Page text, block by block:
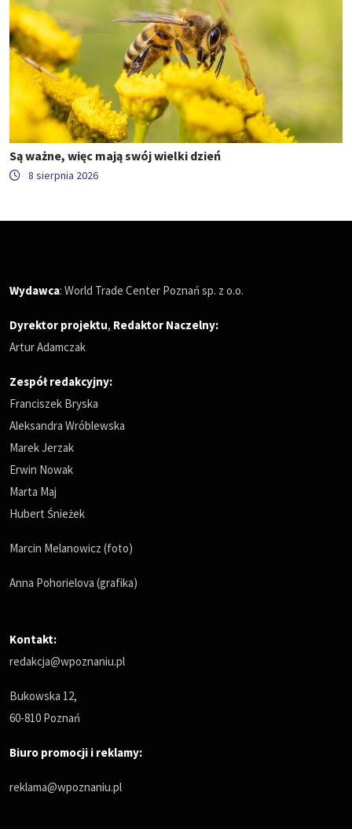
Są ważne, więc mają swój wielki dzień
8 sierpnia 2026
Wydawca: World Trade Center Poznań sp. z o.o.
Dyrektor projektu, Redaktor Naczelny:
Artur Adamczak
Zespół redakcyjny:
Franciszek Bryska
Aleksandra Wróblewska
Marek Jerzak
Erwin Nowak
Marta Maj
Hubert Śnieżek
Marcin Melanowicz (foto)
Anna Pohorielova (grafika)
Kontakt:
redakcja@wpoznaniu.pl
Bukowska 12,
60-810 Poznań
Biuro promocji i reklamy:
reklama@wpoznaniu.pl